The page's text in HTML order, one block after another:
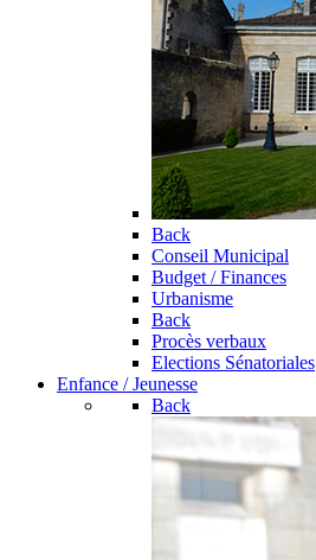
Back
Conseil Municipal
Budget / Finances
Urbanisme
Back
Procès verbaux
Elections Sénatoriales
Enfance / Jeunesse
Back